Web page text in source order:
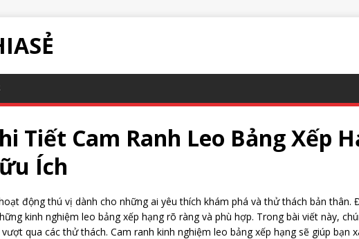
Tiết Cam Ranh Leo Bảng Xếp
Ích
động thú vị dành cho những ai yêu thích khám phá và thử thách bản
kinh nghiệm leo bảng xếp hạng rõ ràng và phù hợp. Trong bài viết này,
qua các thử thách. Cam ranh kinh nghiệm leo bảng xếp hạng sẽ giúp bạn